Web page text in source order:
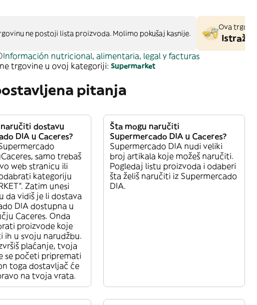
ne postoji lista proizvoda. Molimo pokušaj kasnije.
Ova
Istraži
Información nutricional, alimentaria, legal y facturas
trgovine u ovoj kategoriji: Supermarket
pitanja
naručiti dostavu
DIA u Caceres?
samo trebaš
web stranicu ili
kategoriju
Zatim unesi
da vidiš je li dostava
DIA dostupna u
Caceres. Onda
proizvode koje
ih u svoju narudžbu.
plaćanje, tvoja
se početi pripremati
toga dostavljač će
na tvoja vrata.
Šta mogu naručiti
Supermercado DIA u Caceres?
Supermercado DIA nudi veliki
broj artikala koje možeš naručiti.
Pogledaj listu proizvoda i odaberi
šta želiš naručiti iz Supermercado
DIA.